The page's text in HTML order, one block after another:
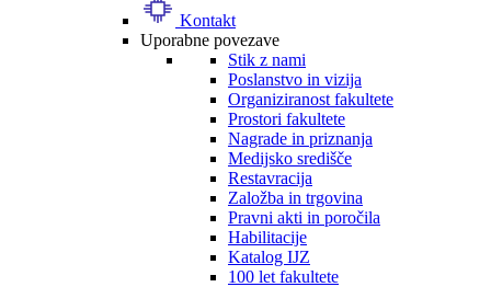
Kontakt
Uporabne povezave
Stik z nami
Poslanstvo in vizija
Organiziranost fakultete
Prostori fakultete
Nagrade in priznanja
Medijsko središče
Restavracija
Založba in trgovina
Pravni akti in poročila
Habilitacije
Katalog IJZ
100 let fakultete